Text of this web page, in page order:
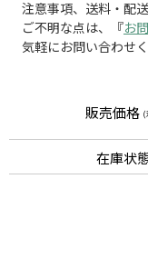
注意事項、送料・配
ご不明な点は、『お
気軽にお問い合わせく
販売価格 (
在庫状